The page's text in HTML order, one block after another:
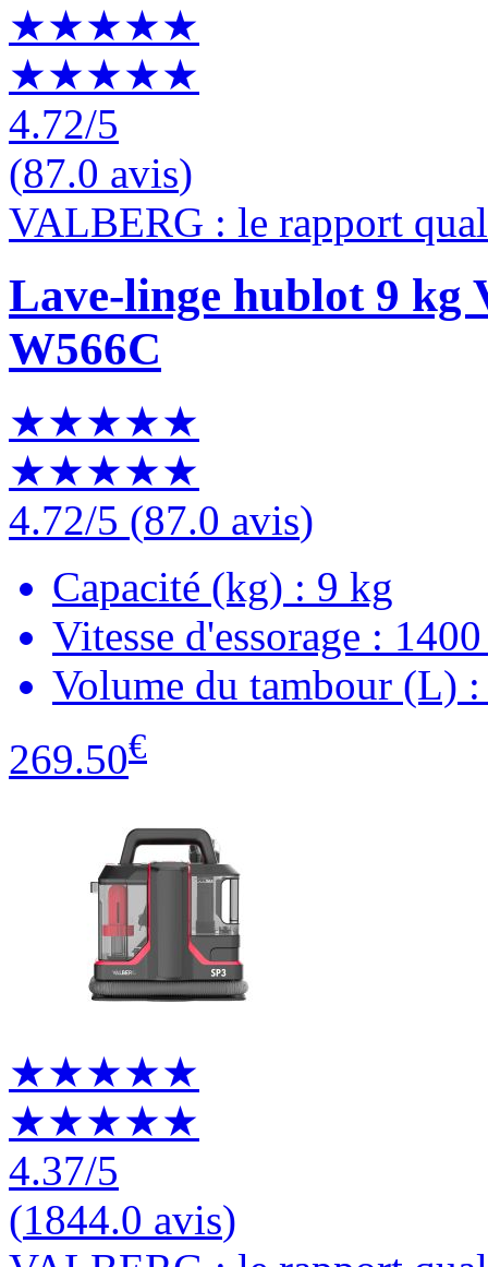
★★★★★
★★★★★
4.72/5
(87.0 avis)
VALBERG : le rapport
Lave-linge hublot 9 kg
W566C
★★★★★
★★★★★
4.72/5 (87.0 avis)
Capacité (kg) : 9 kg
Vitesse d'essorage :
Volume du tambour (L)
269.50€
★★★★★
★★★★★
4.37/5
(1844.0 avis)